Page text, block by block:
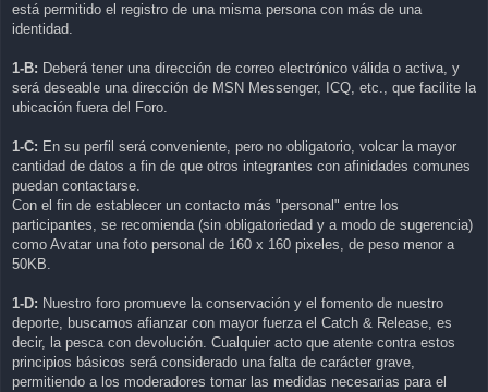
está permitido el registro de una misma persona con más de una
identidad.
1-B: Deberá tener una dirección de correo electrónico válida o activa, y
será deseable una dirección de MSN Messenger, ICQ, etc., que facilite la
ubicación fuera del Foro.
1-C: En su perfil será conveniente, pero no obligatorio, volcar la mayor
cantidad de datos a fin de que otros integrantes con afinidades comunes
puedan contactarse.
Con el fin de establecer un contacto más "personal" entre los
participantes, se recomienda (sin obligatoriedad y a modo de sugerencia)
como Avatar una foto personal de 160 x 160 pixeles, de peso menor a
50KB.
1-D: Nuestro foro promueve la conservación y el fomento de nuestro
deporte, buscamos afianzar con mayor fuerza el Catch & Release, es
decir, la pesca con devolución. Cualquier acto que atente contra estos
principios básicos será considerado una falta de carácter grave,
permitiendo a los moderadores tomar las medidas necesarias para el